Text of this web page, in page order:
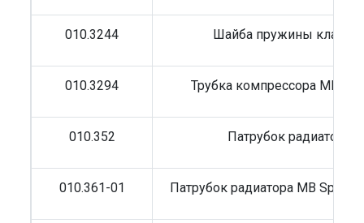
010.3244 Шайба пружины
010.3294 Трубка компрессора MB
010.352 Патрубок радиатора
010.361-01 Патрубок радиатора MB